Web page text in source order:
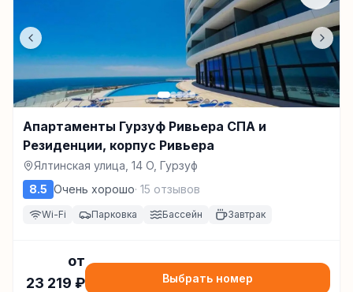
Апартаменты Гурзуф Ривьера СПА и
Резиденции, корпус Ривьера
Ялтинская улица, 14 O, Гурзуф
8.5 Очень хорошо· 15 отзывов
Wi-Fi Парковка Бассейн Завтрак
от
23 219 ₽ Выбрать номер